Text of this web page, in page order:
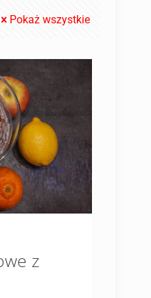
Pokaż wszystkie
z